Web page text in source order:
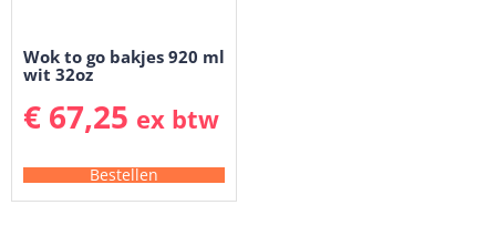
Wok to go bakjes 920 ml
wit 32oz
€ 67,25 ex btw
Bestellen